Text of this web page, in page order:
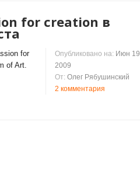
for creation в
for
of Art.
Опубликовано на: Июн 19
2009
От: Олег Рябушинский
2 комментария